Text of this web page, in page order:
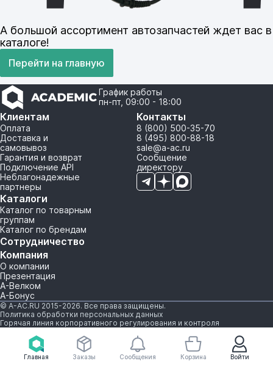
Главная Войти
Заказы Сообщения Корзина
А большой ассортимент автозапчастей ждет вас в
каталоге!
Перейти на главную
График работы
пн-пт, 09:00 - 18:00
Клиентам
Оплата
Доставка и
самовывоз
Гарантия и возврат
Подключение API
Неблагонадежные
партнеры
Каталоги
Каталог по товарным
группам
Каталог по брендам
Сотрудничество
Компания
О компании
Презентация
А-Велком
А-Бонус
Контакты
8 (800) 500-35-70
8 (495) 800-88-18
sale@a-ac.ru
Сообщение
директору
© A-AC.RU 2015-2026. Все права защищены.
Политика обработки персональных данных
Горячая линия корпоративного регулирования и контроля